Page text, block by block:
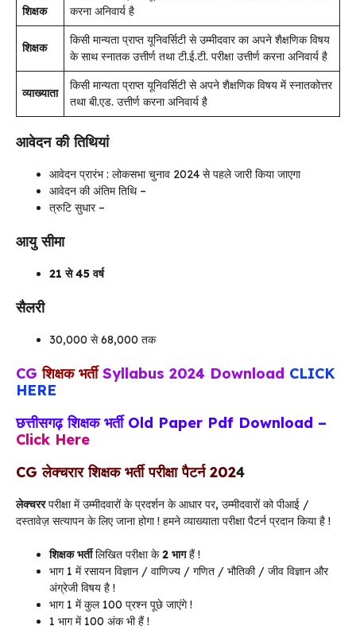
शिक्षक
करना अनिवार्य है
शिक्षक
किसी मान्यता प्राप्त यूनिवर्सिटी से उम्मीदवार का अपने शैक्षणिक विषय
के साथ स्नातक उत्तीर्ण तथा टी.ई.टी. परीक्षा उत्तीर्ण करना अनिवार्य है
व्याख्याता
किसी मान्यता प्राप्त यूनिवर्सिटी से अपने शैक्षणिक विषय में स्नातकोत्तर
तथा बी.एड. उत्तीर्ण करना अनिवार्य है
आवेदन की तिथियां
आवेदन प्रारंभ : लोकसभा चुनाव 2024 से पहले जारी किया जाएगा
आवेदन की अंतिम तिथि –
त्रुटि सुधार –
आयु सीमा
21 से 45 वर्ष
सैलरी
30,000 से 68,000 तक
CG शिक्षक भर्ती Syllabus 2024 Download CLICK
HERE
छत्तीसगढ़ शिक्षक भर्ती Old Paper Pdf Download –
Click Here
CGलेक्चरार शिक्षकभर्ती परीक्षा पैटर्न 2024
लेक्चररपरीक्षा में उम्मीदवारों के प्रदर्शन के आधार पर, उम्मीदवारों को पीआई /
दस्तावेज़ सत्यापन के लिए जाना होगा ! हमने व्याख्याता परीक्षा पैटर्न प्रदान किया है !
शिक्षक भर्तीलिखित परीक्षा के2 भागहैं !
भाग 1 में रसायन विज्ञान / वाणिज्य / गणित / भौतिकी / जीव विज्ञान और
अंग्रेजी विषय है !
भाग 1 में कुल 100 प्रश्न पूछे जाएंगे !
1 भाग में 100 अंक भी हैं !